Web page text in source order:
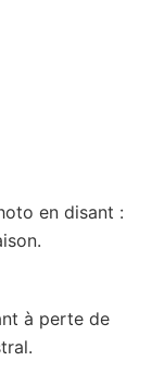
en disant :
à perte de